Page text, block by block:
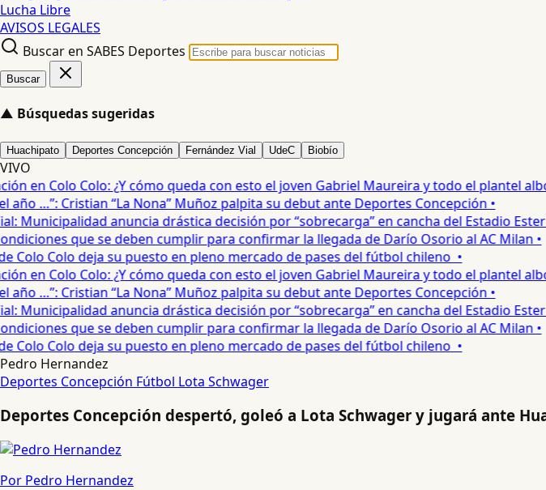
Lucha Libre
AVISOS LEGALES
Buscar en SABES Deportes
Buscar
▲ Búsquedas sugeridas
Huachipato Deportes Concepción Fernández Vial UdeC Biobío
VIVO
en Colo Colo: ¿Y cómo queda con esto el joven Gabriel Maureira y todo el plantel albo?
…”: Cristian “La Nona” Muñoz palpita su debut ante Deportes Concepción •
Municipalidad anuncia drástica decisión por “sobrecarga” en cancha del Estadio Ester
que se deben cumplir para confirmar la llegada de Darío Osorio al AC Milan •
Colo Colo deja su puesto en pleno mercado de pases del fútbol chileno •
en Colo Colo: ¿Y cómo queda con esto el joven Gabriel Maureira y todo el plantel albo?
…”: Cristian “La Nona” Muñoz palpita su debut ante Deportes Concepción •
Municipalidad anuncia drástica decisión por “sobrecarga” en cancha del Estadio Ester
que se deben cumplir para confirmar la llegada de Darío Osorio al AC Milan •
Colo Colo deja su puesto en pleno mercado de pases del fútbol chileno •
Pedro Hernandez
Deportes Concepción Fútbol Lota Schwager
Deportes Concepción despertó, goleó a Lota Schwager y jugará ante
Por Pedro Hernandez